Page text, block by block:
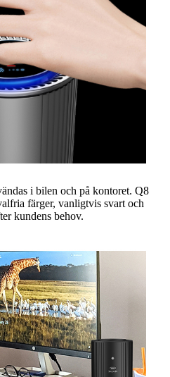
i bilen och på kontoret. Q8
färger, vanligtvis svart och
kundens behov.